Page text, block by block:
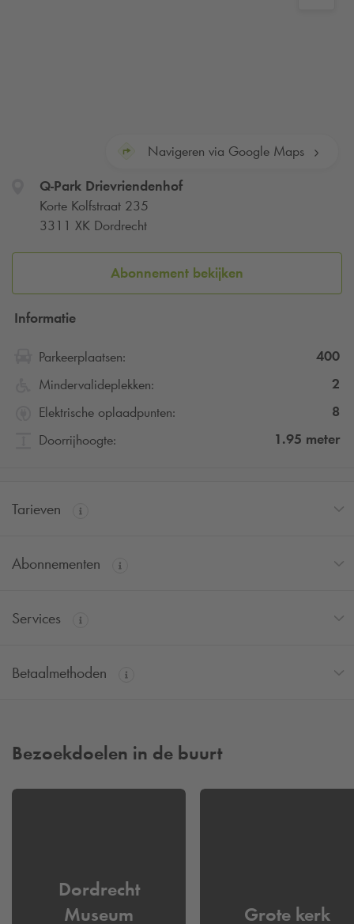
Navigeren via Google Maps
Q-ParkDrievriendenhof
Korte Kolfstraat 235
3311 XK Dordrecht
Abonnement bekijken
Informatie
Parkeerplaatsen:
400
Mindervalideplekken:
2
Elektrische oplaadpunten:
8
Doorrijhoogte:
1.95 meter
Tarieven
Abonnementen
Services
Betaalmethoden
Bezoekdoelen in de buurt
Dordrecht
Museum
Grote kerk